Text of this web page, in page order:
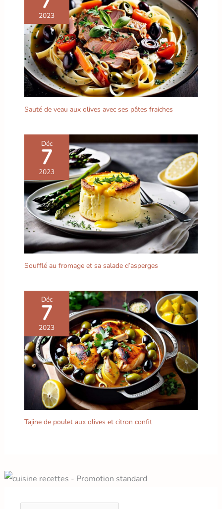
2023
Sauté de veau aux olives avec ses pâtes fraiches
Déc
7
2023
Soufflé au fromage et sa salade d’asperges
Déc
7
2023
Tajine de poulet aux olives et citron confit